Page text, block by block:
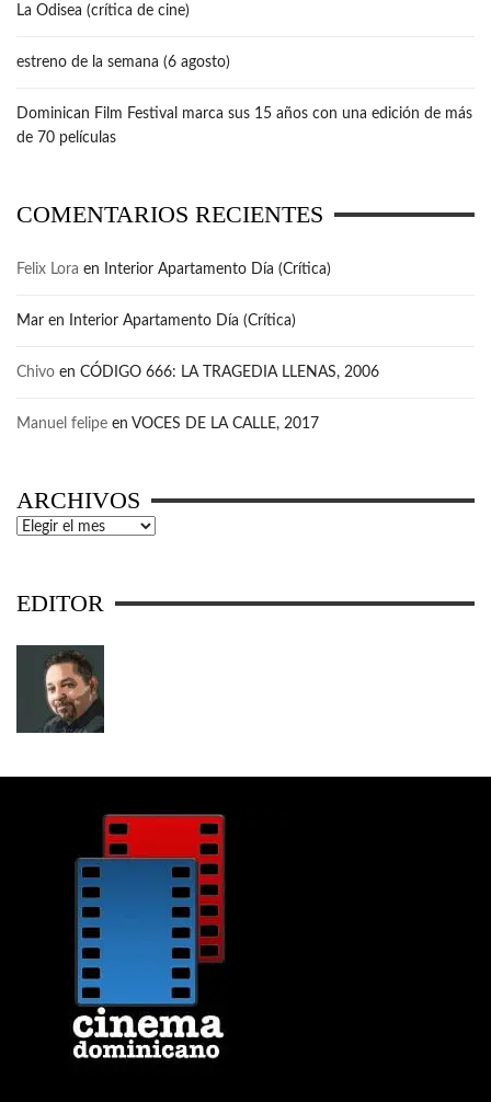
La Odisea (crítica de cine)
estreno de la semana (6 agosto)
Dominican Film Festival marca sus 15 años con una edición de más
de 70 películas
COMENTARIOS RECIENTES
Felix Lora en Interior Apartamento Día (Crítica)
Mar en Interior Apartamento Día (Crítica)
Chivo en CÓDIGO 666: LA TRAGEDIA LLENAS, 2006
Manuel felipe en VOCES DE LA CALLE, 2017
ARCHIVOS
Archivos
EDITOR